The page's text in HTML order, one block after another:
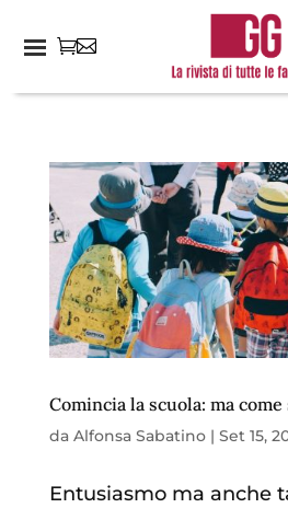
Comincia la scuola: ma
da Alfonsa Sabatino| Set 15,
Entusiasmo ma anche